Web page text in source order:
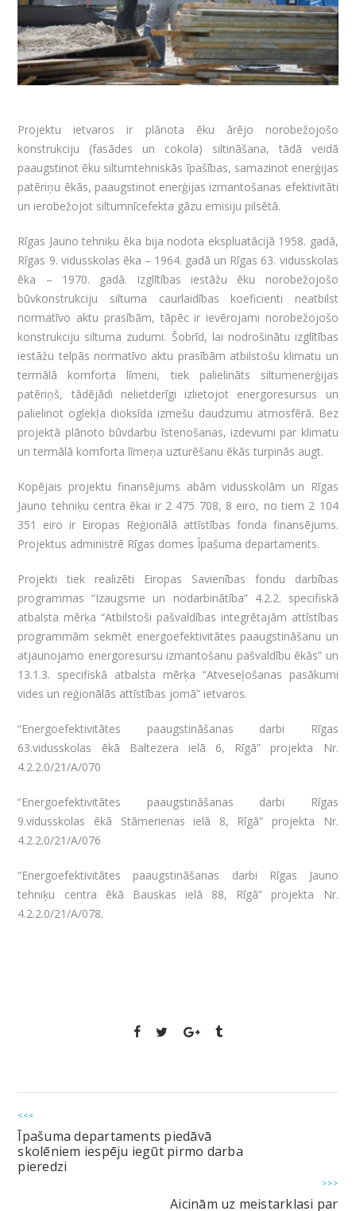
Projektu ietvaros ir plānota ēku ārējo norobežojošo
konstrukciju (fasādes un cokola) siltināšana, tādā veidā
paaugstinot ēku siltumtehniskās īpašības, samazinot enerģijas
patēriņu ēkās, paaugstinot enerģijas izmantošanas efektivitāti
un ierobežojot siltumnīcefekta gāzu emisiju pilsētā.
Rīgas Jauno tehniķu ēka bija nodota ekspluatācijā 1958. gadā,
Rīgas 9. vidusskolas ēka – 1964. gadā un Rīgas 63. vidusskolas
ēka – 1970. gadā. Izglītības iestāžu ēku norobežojošo
būvkonstrukciju siltuma caurlaidības koeficienti neatbilst
normatīvo aktu prasībām, tāpēc ir ievērojami norobežojošo
konstrukciju siltuma zudumi. Šobrīd, lai nodrošinātu izglītības
iestāžu telpās normatīvo aktu prasībām atbilstošu klimatu un
termālā komforta līmeni, tiek palielināts siltumenerģijas
patēriņš, tādējādi nelietderīgi izlietojot energoresursus un
palielinot oglekļa dioksīda izmešu daudzumu atmosfērā. Bez
projektā plānoto būvdarbu īstenošanas, izdevumi par klimatu
un termālā komforta līmeņa uzturēšanu ēkās turpinās augt.
Kopējais projektu finansējums abām vidusskolām un Rīgas
Jauno tehniķu centra ēkai ir 2 475 708, 8 eiro, no tiem 2 104
351 eiro ir Eiropas Reģionālā attīstības fonda finansējums.
Projektus administrē Rīgas domes Īpašuma departaments.
Projekti tiek realizēti Eiropas Savienības fondu darbības
programmas “Izaugsme un nodarbinātība” 4.2.2. specifiskā
atbalsta mērķa “Atbilstoši pašvaldības integrētajām attīstības
programmām sekmēt energoefektivitātes paaugstināšanu un
atjaunojamo energoresursu izmantošanu pašvaldību ēkās” un
13.1.3. specifiskā atbalsta mērķa “Atveseļošanas pasākumi
vides un reģionālās attīstības jomā” ietvaros.
“Energoefektivitātes paaugstināšanas darbi Rīgas
63.vidusskolas ēkā Baltezera ielā 6, Rīgā” projekta Nr.
4.2.2.0/21/A/070
“Energoefektivitātes paaugstināšanas darbi Rīgas
9.vidusskolas ēkā Stāmerienas ielā 8, Rīgā” projekta Nr.
4.2.2.0/21/A/076
“Energoefektivitātes paaugstināšanas darbi Rīgas Jauno
tehniķu centra ēkā Bauskas ielā 88, Rīgā” projekta Nr.
4.2.2.0/21/A/078.
<<<
Īpašuma departaments piedāvā
skolēniem iespēju iegūt pirmo darba
pieredzi
>>>
Aicinām uz meistarklasi par